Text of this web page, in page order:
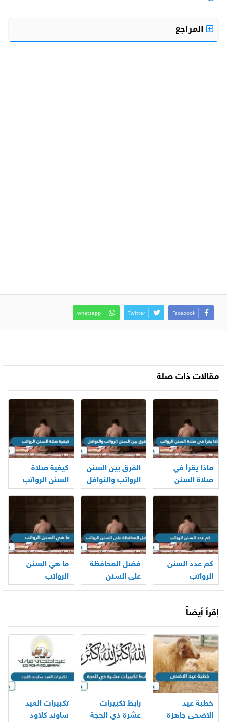
المراجع
Facebook
Twitter
whatsapp
مقالات ذات صلة
ماذا يقرأ في
صلاة السنن
الرواتب
الفرق بين السنن
الرواتب والنوافل
كيفية صلاة
السنن الرواتب
كم عدد السنن
الرواتب
فضل المحافظة
على السنن
الرواتب
ما هي السنن
الرواتب
إقرأ أيضاً
خطبة عيد
الاضحى جاهزة
رابط تكبيرات
عشرة ذي الحجة
تكبيرات العيد
ساوند كلاود